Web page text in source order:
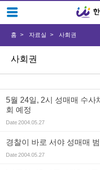
사회권
홈 자료실 사회권
5월 24일, 2시 성매매 수사
회 예정
Date2004.05.27
경찰이 바로 서야 성매매
Date2004.05.27